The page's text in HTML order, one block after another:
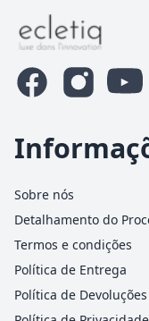
Sobre nós
Detalhamento do
Termos e condições
Política de Entrega
Política de Devoluções